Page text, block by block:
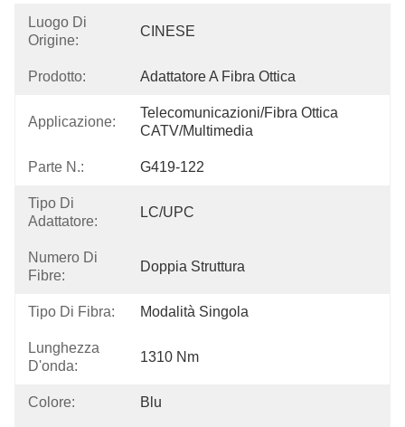
Luogo Di
Origine:
CINESE
Prodotto: Adattatore A Fibra Ottica
Applicazione:
Telecomunicazioni/Fibra Ottica
CATV/Multimedia
Parte N.: G419-122
Tipo Di
Adattatore:
LC/UPC
Numero Di
Fibre:
Doppia Struttura
Tipo Di Fibra: Modalità Singola
Lunghezza
D'onda:
1310 Nm
Colore: Blu